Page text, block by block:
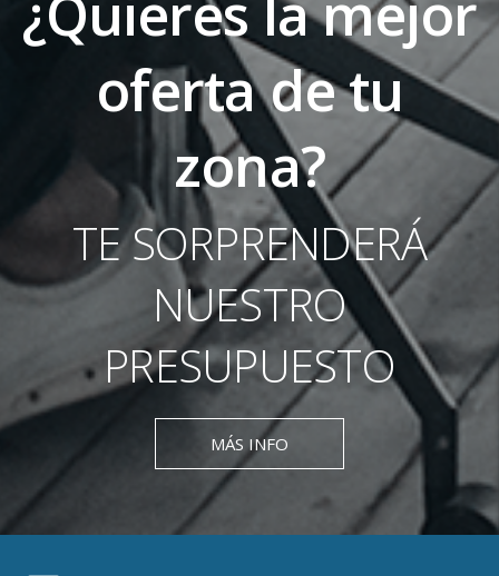
oferta de tu
zona?
TE SORPRENDERÁ
NUESTRO
PRESUPUESTO
MÁS INFO